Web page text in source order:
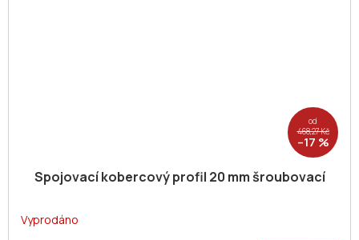
od
468,27 Kč
–17 %
Spojovací kobercový profil 20 mm šroubovací
Vyprodáno